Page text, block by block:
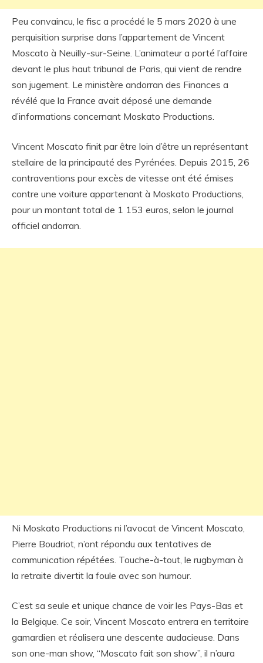
Peu convaincu, le fisc a procédé le 5 mars 2020 à une
perquisition surprise dans l’appartement de Vincent
Moscato à Neuilly-sur-Seine. L’animateur a porté l’affaire
devant le plus haut tribunal de Paris, qui vient de rendre
son jugement. Le ministère andorran des Finances a
révélé que la France avait déposé une demande
d’informations concernant Moskato Productions.
Vincent Moscato finit par être loin d’être un représentant
stellaire de la principauté des Pyrénées. Depuis 2015, 26
contraventions pour excès de vitesse ont été émises
contre une voiture appartenant à Moskato Productions,
pour un montant total de 1 153 euros, selon le journal
officiel andorran.
Ni Moskato Productions ni l’avocat de Vincent Moscato,
Pierre Boudriot, n’ont répondu aux tentatives de
communication répétées. Touche-à-tout, le rugbyman à
la retraite divertit la foule avec son humour.
C’est sa seule et unique chance de voir les Pays-Bas et
la Belgique. Ce soir, Vincent Moscato entrera en territoire
gamardien et réalisera une descente audacieuse. Dans
son one-man show, “Moscato fait son show”, il n’aura